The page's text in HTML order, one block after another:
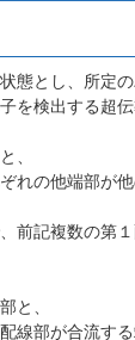
態とし、所定
検出する超伝
、
れの他端部が
前記複数の第
と、
線部が合流する